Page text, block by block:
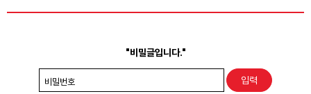
"비밀글입니다."
비밀번호
노동상담
권리찾기수첩 검색
Sketchbook5, 스케치북5